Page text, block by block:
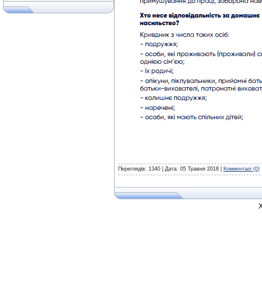
Переглядів: 1340 | Дата: 05 Травня 2018 Комментарі (0)